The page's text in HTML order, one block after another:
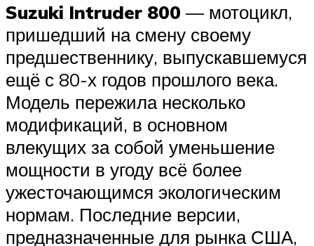
Suzuki Intruder 800 — мотоцикл,
пришедший на смену своему
предшественнику, выпускавшемуся
ещё с 80-х годов прошлого века.
Модель пережила несколько
модификаций, в основном
влекущих за собой уменьшение
мощности в угоду всё более
ужесточающимся экологическим
нормам. Последние версии,
предназначенные для рынка США,